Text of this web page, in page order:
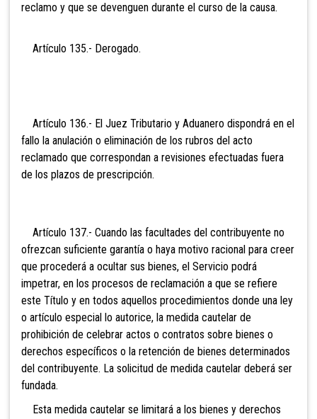
reclamo y que se devenguen durante el curso de la causa.
Artículo 135.- Derogado.
Artículo 136.- El Juez Tributario y Aduanero dispondrá en el
fallo la anulación o eliminación de los rubros del acto
reclamado que correspondan a revisiones efectuadas fuera
de los plazos de prescripción.
Artículo 137.- Cuando las facultades del contribuyente no
ofrezcan suficiente garantía o haya motivo racional para creer
que procederá a ocultar sus bienes, el Servicio podrá
impetrar, en los procesos de reclamación a que se refiere
este Título y en todos aquellos procedimientos donde una ley
o artículo especial lo autorice, la medida cautelar de
prohibición de celebrar actos o contratos sobre bienes o
derechos específicos o la retención de bienes determinados
del contribuyente. La solicitud de medida cautelar deberá ser
fundada.
Esta medida cautelar se limitará a los bienes y derechos